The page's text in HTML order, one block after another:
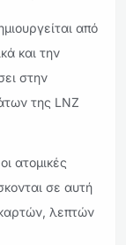
από
και την
στην
της LNZ
ατομικές
σε αυτή
λεπτών